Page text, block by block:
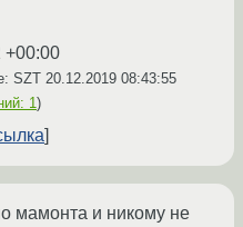
+00:00
SZT 20.12.2019 08:43:55
1)
мамонта и никому не